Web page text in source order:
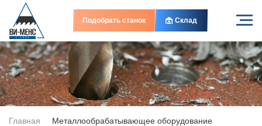
Подобрать станок Склад
Главная
Металлообрабатывающее оборудование